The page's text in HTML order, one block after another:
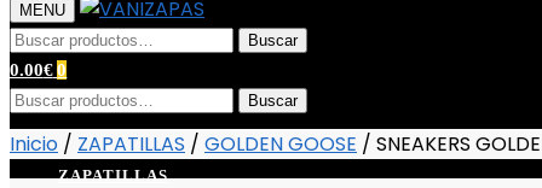
MENU
Buscar
0.00€ 0
Buscar
ZAPATILLAS
Inicio / ZAPATILLAS / GOLDEN GOOSE / SNEAKERS